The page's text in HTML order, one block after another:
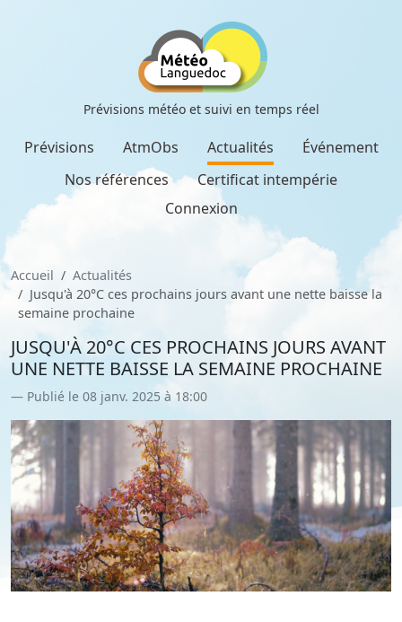
Prévisions météo et suivi en temps réel
Prévisions AtmObs Actualités
Événement
Nos références
Certificat intempérie
Connexion
Accueil
Actualités
Jusqu'à 20°C ces prochains jours avant une nette baisse la
semaine prochaine
JUSQU'À 20°C CES PROCHAINS JOURS AVANT
UNE NETTE BAISSE LA SEMAINE PROCHAINE
Publié le 08 janv. 2025 à 18:00